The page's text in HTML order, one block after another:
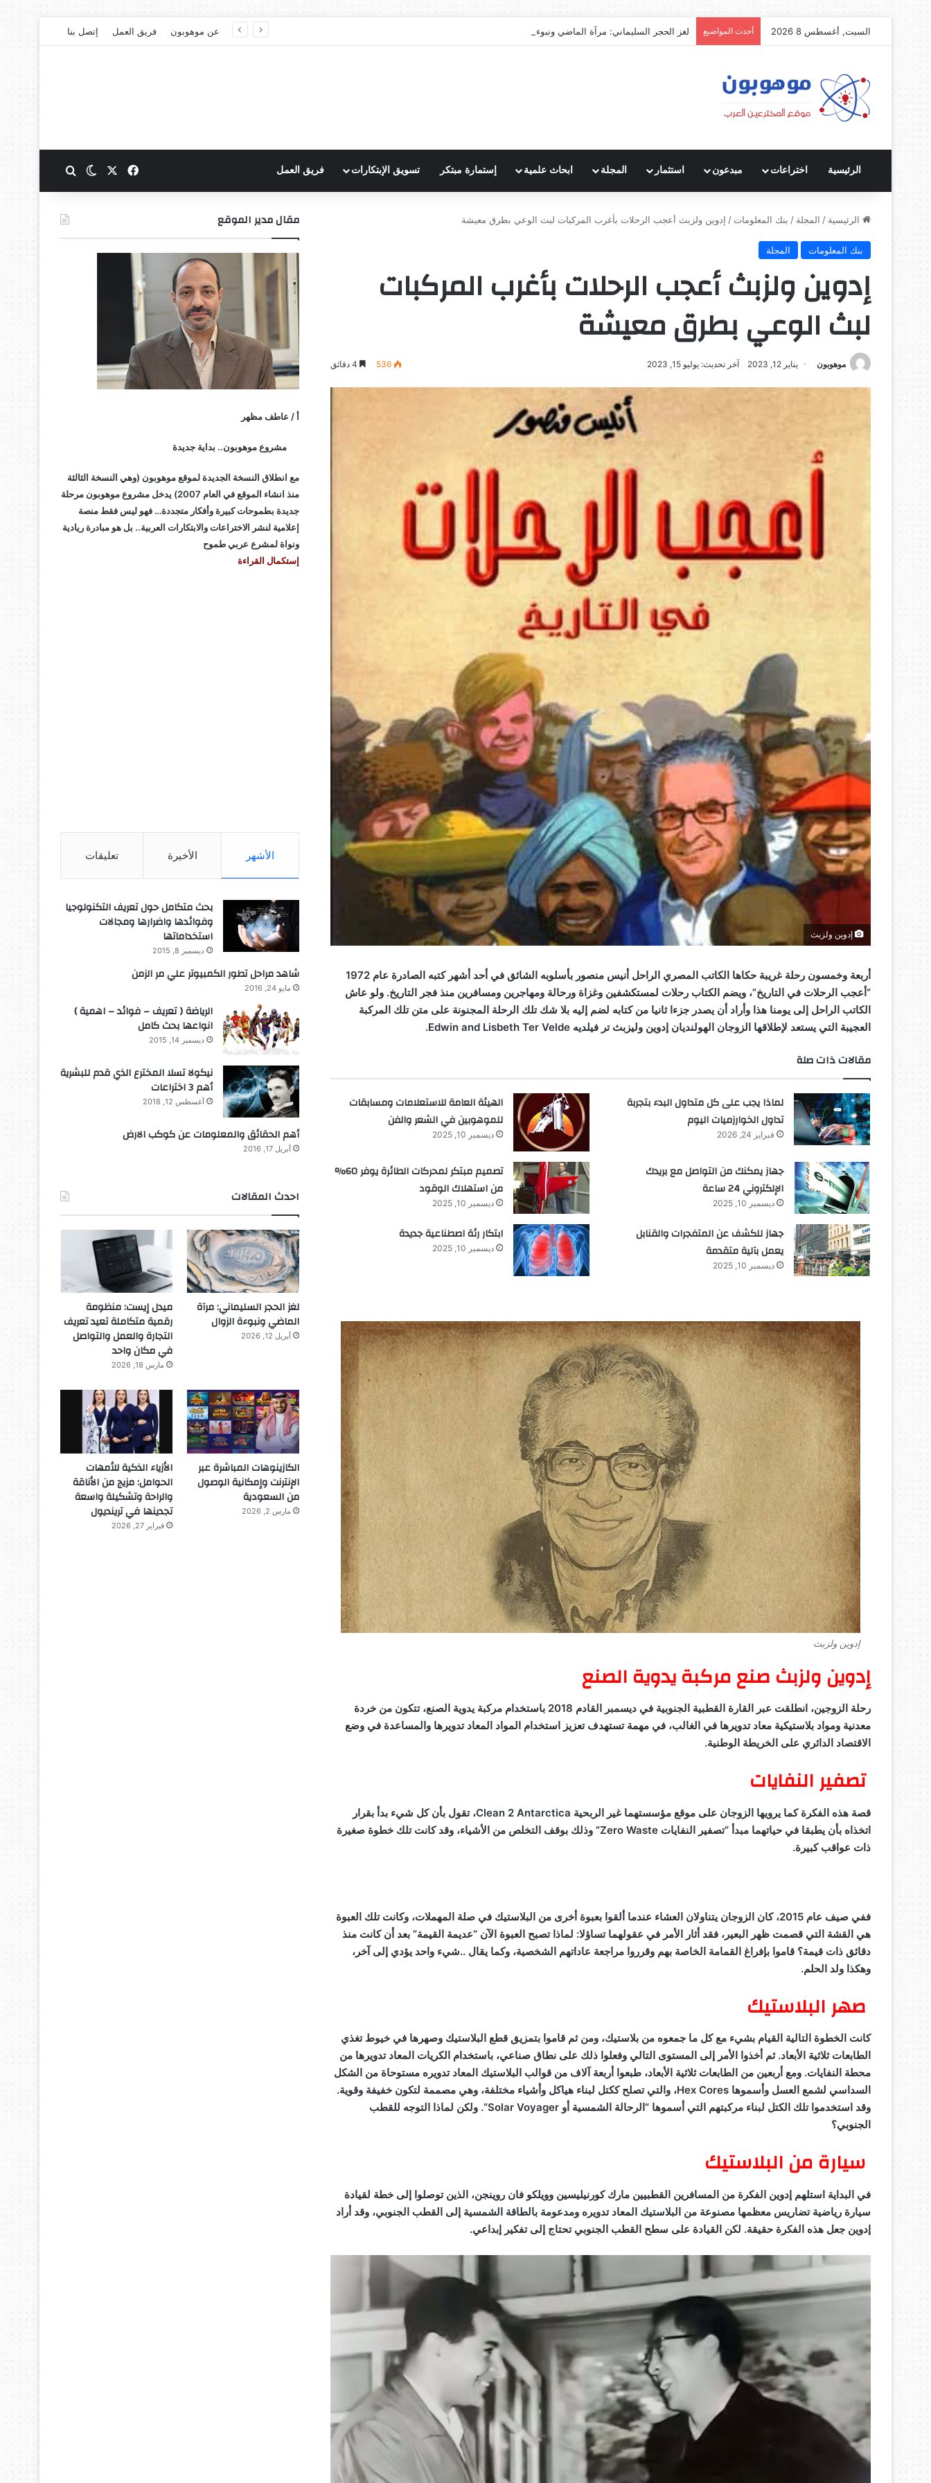
السبت, أغسطس 8 2026 أحدث المواضيع لغز الحجر السليماني: مرآة الماضي ونبوءة الزوال عن موهوبون فريق العمل إتصل بنا
الرئيسية اختراعات مبدعون استثمار المجلة ابحاث علمية إستمارة مبتكر تسويق الإبتكارات فريق العمل فيسبوك الوضع المظلم
الرئيسية / المجلة / بنك المعلومات / إدوين ولزبث أعجب الرحلات بأغرب المركبات لبث الوعي بطرق معيشة
بنك المعلومات المجلة
إدوين ولزبث أعجب الرحلات بأغرب المركبات
لبث الوعي بطرق معيشة
موهوبون يناير 12, 2023 آخر تحديث: يوليو 15, 2023 536
إدوين ولزبث
أربعة وخمسون رحلة غريبة حكاها الكاتب المصري الراحل أنيس منصور بأسلوبه الشائق في أحد أشهر كتبه الصادرة عام 1972
“أعجب الرحلات في التاريخ”، ويضم الكتاب رحلات لمستكشفين وغزاة ورحالة ومهاجرين ومسافرين منذ فجر التاريخ. ولو عاش
الكاتب الراحل إلى يومنا هذا وأراد أن يصدر جزءا ثانيا من كتابه لضم إليه بلا شك تلك الرحلة المجنونة على متن تلك المركبة
العجيبة التي يستعد لإطلاقها الزوجان الهولنديان إدوين وليزبث تر فيلديه Edwin and Lisbeth Ter Velde
.
مقالات ذات صلة
لماذا يجب على كل متداول البدء بتجربة
تداول الخوارزميات اليوم
فبراير 24, 2026
الهيئة العامة للاستعلامات ومسابقات
للموهوبين في الشعر والفن
ديسمبر 10, 2025
جهاز يمكنك من التواصل مع بريدك
الإلكتروني 24 ساعة
ديسمبر 10, 2025
تصميم مبتكر لمحركات الطائرة يوفر 60%
من استهلاك الوقود
ديسمبر 10, 2025
جهاز للكشف عن المتفجرات والقنابل
يعمل بآلية متقدمة
ديسمبر 10, 2025
ابتكار رئة اصطناعية جديدة
ديسمبر 10, 2025
إدوين ولزبث
إدوين ولزبث صنع مركبة يدوية الصنع
رحلة الزوجين، انطلقت عبر القارة القطبية الجنوبية في ديسمبر القادم 2018 باستخدام مركبة يدوية الصنع، تتكون من خردة
معدنية ومواد بلاستيكية معاد تدويرها في الغالب، في مهمة تستهدف تعزيز استخدام المواد المعاد تدويرها والمساعدة في وضع
الاقتصاد الدائري على الخريطة الوطنية.
تصفير النفايات
قصة هذه الفكرة كما يرويها الزوجان على موقع مؤسستهما غير الربحية Clean 2 Antarctica، تقول بأن كل شيء بدأ بقرار
اتخذاه بأن يطبقا في حياتهما مبدأ “تصفير النفايات Zero Waste” وذلك بوقف التخلص من الأشياء، وقد كانت تلك خطوة صغيرة
ذات عواقب كبيرة.
ففي صيف عام 2015، كان الزوجان يتناولان العشاء عندما ألقوا بعبوة أخرى من البلاستيك في صلة المهملات، وكانت تلك العبوة
هي القشة التي قصمت ظهر البعير، فقد أثار الأمر في عقولهما تساؤلا: لماذا تصبح العبوة الآن “عديمة القيمة” بعد أن كانت منذ
دقائق ذات قيمة؟ قاموا بإفراغ القمامة الخاصة بهم وقرروا مراجعة عاداتهم الشخصية، وكما يقال ..شيء واحد يؤدي إلى آخر،
وهكذا ولد الحلم.
صهر البلاستيك
كانت الخطوة التالية القيام بشيء مع كل ما جمعوه من بلاستيك، ومن ثم قاموا بتمزيق قطع البلاستيك وصهرها في خيوط تغذي
الطابعات ثلاثية الأبعاد. ثم أخذوا الأمر إلى المستوى التالي وفعلوا ذلك على نطاق صناعي، باستخدام الكريات المعاد تدويرها من
محطة النفايات. ومع أربعين من الطابعات ثلاثية الأبعاد، طبعوا أربعة آلاف من قوالب البلاستيك المعاد تدويره مستوحاة من الشكل
السداسي لشمع العسل وأسموها Hex Cores، والتي تصلح ككتل لبناء هياكل وأشياء مختلفة، وهي مصممة لتكون خفيفة وقوية.
وقد استخدموا تلك الكتل لبناء مركبتهم التي أسموها “الرحالة الشمسية أو Solar Voyager“. ولكن لماذا التوجه للقطب
الجنوبي؟
سيارة من البلاستيك
في البداية استلهم إدوين الفكرة من المسافرين القطبيين مارك كورنيليسين وويلكو فان روينجن، الذين توصلوا إلى خطة لقيادة
سيارة رياضية تضاريس معظمها مصنوعة من البلاستيك المعاد تدويره ومدعومة بالطاقة الشمسية إلى القطب الجنوبي، وقد أراد
إدوين جعل هذه الفكرة حقيقة. لكن القيادة على سطح القطب الجنوبي تحتاج إلى تفكير إبداعي.
مقال مدير الموقع
أ / عاطف مظهر
مشروع موهوبون.. بداية جديدة
مع انطلاق النسخة الجديدة لموقع موهوبون (وهي النسخة الثالثة
منذ انشاء الموقع في العام 2007) يدخل مشروع موهوبون مرحلة
جديدة بطموحات كبيرة وأفكار متجددة… فهو ليس فقط منصة
إعلامية لنشر الاختراعات والابتكارات العربية.. بل هو مبادرة ريادية
ونواة لمشرع عربي طموح
إستكمال القراءة
الأشهر الأخيرة تعليقات
بحث متكامل حول تعريف التكنولوجيا
وفوائدها واضرارها ومجالات
استخداماتها
ديسمبر 8, 2015
شاهد مراحل تطور الكمبيوتر علي مر الزمن
مايو 24, 2016
الرياضة ( تعريف – فوائد – اهمية )
انواعها بحث كامل
ديسمبر 14, 2015
نيكولا تسلا المخترع الذي قدم للبشرية
أهم 3 اختراعات
أغسطس 12, 2018
أهم الحقائق والمعلومات عن كوكب الارض
أبريل 17, 2016
احدث المقالات
لغز الحجر السليماني: مرآة
الماضي ونبوءة الزوال
أبريل 12, 2026
ميدل إيست: منظومة
رقمية متكاملة تعيد تعريف
التجارة والعمل والتواصل
في مكان واحد
مارس 18, 2026
الكازينوهات المباشرة عبر
الإنترنت وإمكانية الوصول
من السعودية
مارس 2, 2026
الأزياء الذكية للأمهات
الحوامل: مزيج من الأناقة
والراحة وتشكيلة واسعة
تجدينها في ترينديول
فبراير 27, 2026